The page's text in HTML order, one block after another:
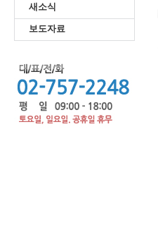
새소식
보도자료